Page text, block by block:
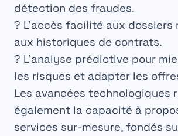
détection des fraudes.
? L’accès facilité aux
aux historiques de contrats.
? L’analyse prédictive pour
les risques et adapter les
Les avancées technologiques
également la capacité à
services sur-mesure, fondés